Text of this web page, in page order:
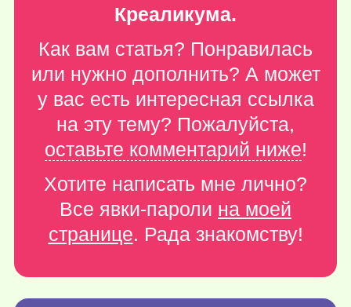
Креаликума.
Как вам статья? Понравилась
или нужно дополнить? А может
у вас есть интересная ссылка
на эту тему? Пожалуйста,
оставьте комментарий ниже!
Хотите написать мне лично?
Все явки-пароли на моей
странице. Рада знакомству!